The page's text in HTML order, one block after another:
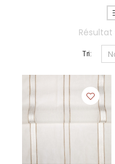
Résultat
Tri: